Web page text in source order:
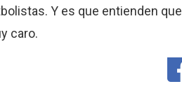
Y es que entienden que
caro.